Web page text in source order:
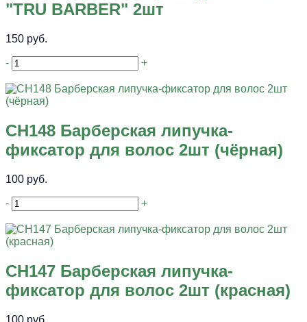
"TRU BARBER" 2шт
150 руб.
- +
CH148 Барберская липучка-
фиксатор для волос 2шт (чёрная)
100 руб.
- +
CH147 Барберская липучка-
фиксатор для волос 2шт (красная)
100 руб.